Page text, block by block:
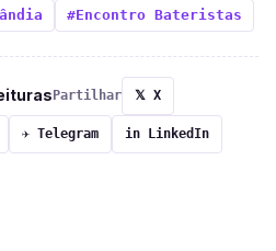
#Encontro Bateristas
Partilhar 𝕏 X
✈ Telegram in LinkedIn